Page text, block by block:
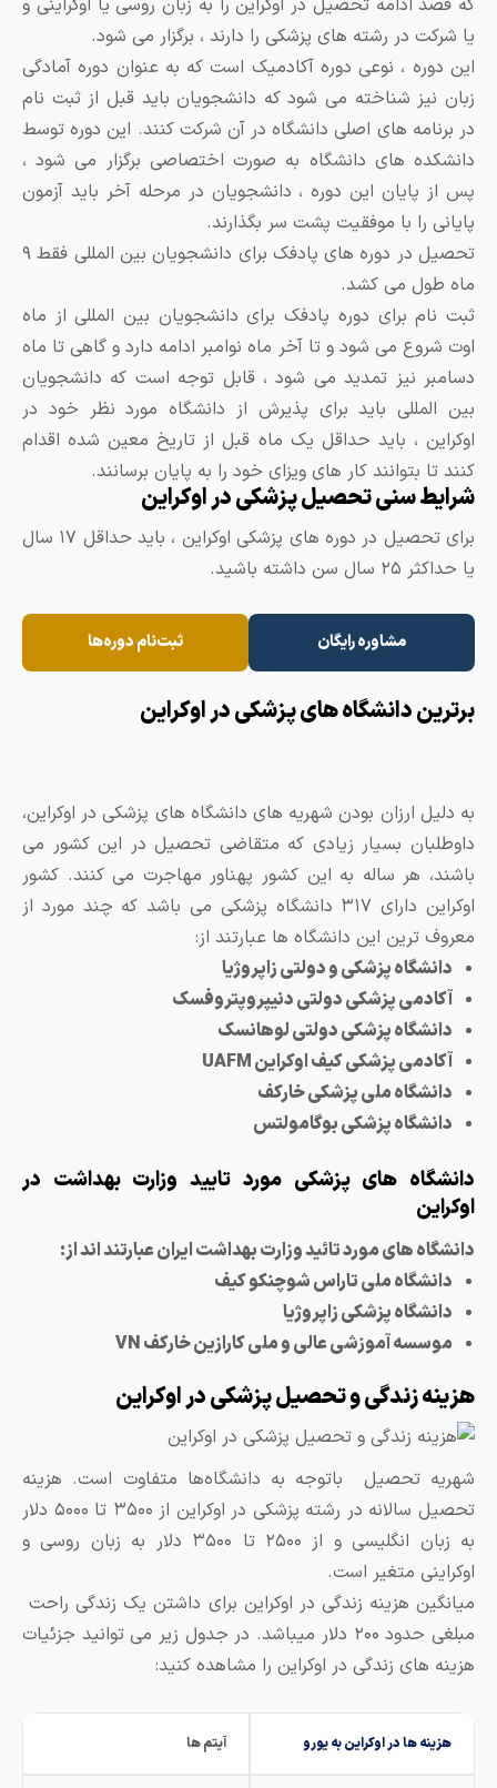
شرکت در رشته های پزشکی را دارند ، برگزار می شود.
دوره ، نوعی دوره آکادمیک است که به عنوان دوره آمادگی
نیز شناخته می شود که دانشجویان باید قبل از ثبت نام
برنامه های اصلی دانشگاه در آن شرکت کنند. این دوره توسط
های دانشگاه به صورت اختصاصی برگزار می شود ،
از پایان این دوره ، دانشجویان در مرحله آخر باید آزمون
را با موفقیت پشت سر بگذارند.
تحصیل در دوره های پادفک برای دانشجویان بین المللی فقط ۹
طول می کشد.
نام برای دوره پادفک برای دانشجویان بین المللی از ماه
شروع می شود و تا آخر ماه نوامبر ادامه دارد و گاهی تا ماه
نیز تمدید می شود ، قابل توجه است که دانشجویان
المللی باید برای پذیرش از دانشگاه مورد نظر خود در
، باید حداقل یک ماه قبل از تاریخ معین شده اقدام
تا بتوانند کار های ویزای خود را به پایان برسانند.
سنی تحصیل پزشکی در اوکراین
برای تحصیل در دوره های پزشکی اوکراین ، باید حداقل ۱۷ سال
۲۵ سال سن داشته باشید.
مشاوره رایگان ثبت‌نام دوره‌ها
دانشگاه های پزشکی در اوکراین
دلیل ارزان بودن شهریه های دانشگاه های پزشکی در اوکراین،
بسیار زیادی که متقاضی تحصیل در این کشور می
هر ساله به این کشور پهناور مهاجرت می کنند. کشور
اوکراین دارای ۳۱۷ دانشگاه پزشکی می باشد که چند مورد از
ترین این دانشگاه ها عبارتند از:
دانشگاه پزشکی و دولتی زاپروژیا
آکادمی پزشکی دولتی دنیپروپتروفسک
دانشگاه پزشکی دولتی لوهانسک
آکادمی پزشکی کیف اوکراین UAFM
دانشگاه ملی پزشکی خارکف
دانشگاه پزشکی بوگامولتس
های پزشکی مورد تایید وزارت بهداشت در
های مورد تائید وزارت بهداشت ایران عبارتند اند از:
دانشگاه ملی تاراس شوچنکو کیف
دانشگاه پزشکی زاپروژیا
موسسه آموزشی عالی و ملی کارازین خارکف VN
زندگی و تحصیل پزشکی در اوکراین
تحصیل باتوجه به دانشگاه‌ها متفاوت است. هزینه
تحصیل سالانه در رشته پزشکی در اوکراین از ۳۵۰۰ تا ۵۰۰۰ دلار
به زبان انگلیسی و از ۲۵۰۰ تا ۳۵۰۰ دلار به زبان روسی و
متغیر است.
هزینه زندگی در اوکراین برای داشتن یک زندگی راحت
مبلغی حدود ۲۰۰ دلار میباشد. در جدول زیر می توانید جزئیات
های زندگی در اوکراین را مشاهده کنید:
هزینه ها در اوکراین به یورو آیتم ها